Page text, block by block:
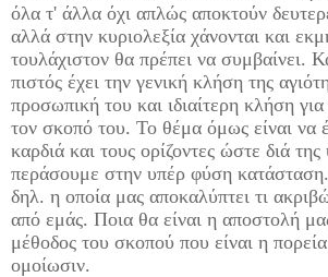
όλα τ' άλλα όχι απλώς αποκτούν
αλλά στην κυριολεξία χάνονται και
τουλάχιστον θα πρέπει να συμβαίνει.
πιστός έχει την γενική κλήση της
προσωπική του και ιδιαίτερη κλήση
τον σκοπό του. Το θέμα όμως είναι να
καρδιά και τους ορίζοντες ώστε διά
περάσουμε στην υπέρ φύση
δηλ. η οποία μας αποκαλύπτει τι
από εμάς. Ποια θα είναι η αποστολή
μέθοδος του σκοπού που είναι η
ομοίωσιν.